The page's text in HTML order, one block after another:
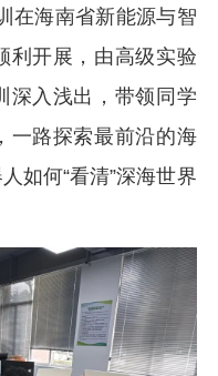
在海南省新能源与智
利开展，由高级实验
深入浅出，带领同学
一路探索最前沿的海
如何“看清”深海世界